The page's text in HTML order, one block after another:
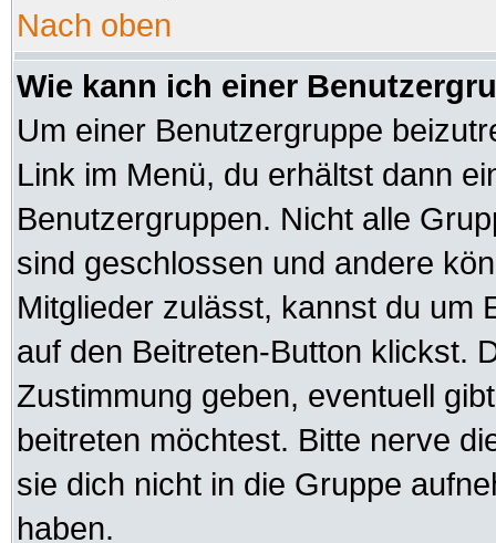
Nach oben
Wie kann ich einer
Um einer Benutzergruppe
Link im Menü, du erhältst dann
Benutzergruppen. Nicht alle
sind geschlossen und andere
Mitglieder zulässt, kannst du um
auf den Beitreten-Button klickst.
Zustimmung geben, eventuell
beitreten möchtest. Bitte nerve
sie dich nicht in die Gruppe
haben.